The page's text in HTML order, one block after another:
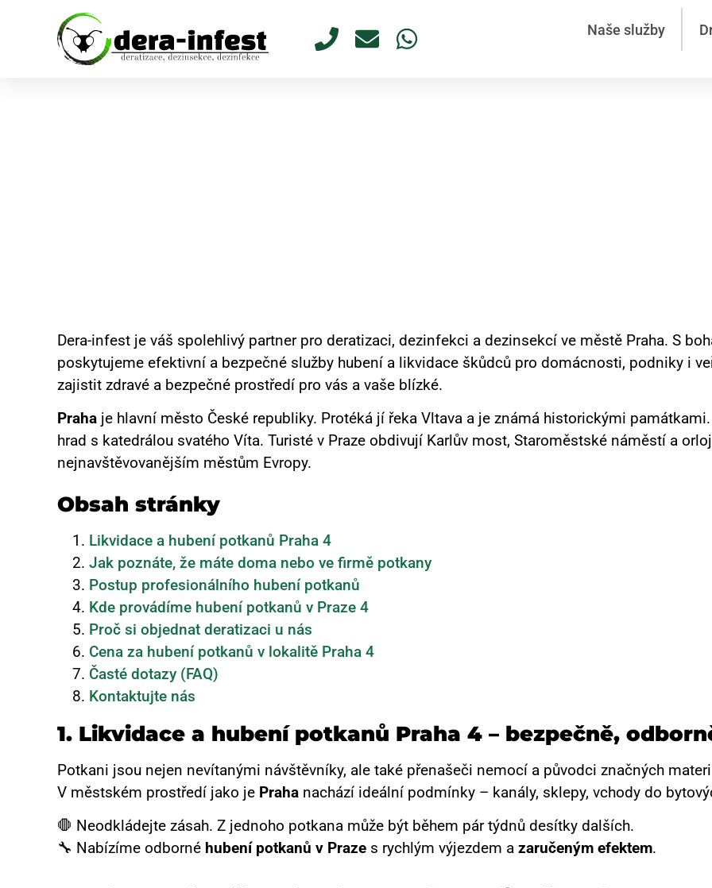
Naše služby
Dera-infest je váš spolehlivý partner pro deratizaci, dezinfekci a dezinsekcí ve městě Praha. S
poskytujeme efektivní a bezpečné služby hubení a likvidace škůdců pro domácnosti, podniky i
zajistit zdravé a bezpečné prostředí pro vás a vaše blízké.
Praha je hlavní město České republiky. Protéká jí řeka Vltava a je známá historickými
hrad s katedrálou svatého Víta. Turisté v Praze obdivují Karlův most, Staroměstské náměstí a
nejnavštěvovanějším městům Evropy.
Obsah stránky
Likvidace a hubení potkanů Praha 4
Jak poznáte, že máte doma nebo ve firmě potkany
Postup profesionálního hubení potkanů
Kde provádíme hubení potkanů v Praze 4
Proč si objednat deratizaci u nás
Cena za hubení potkanů v lokalitě Praha 4
Časté dotazy (FAQ)
Kontaktujte nás
1. Likvidace a hubení potkanů Praha 4 – bezpečně,
Potkani jsou nejen nevítanými návštěvníky, ale také přenašeči nemocí a původci značných
V městském prostředí jako je Praha nachází ideální podmínky – kanály, sklepy, vchody do
🛑 Neodkládejte zásah. Z jednoho potkana může být během pár týdnů desítky dalších.
🔧 Nabízíme odborné hubení potkanů v Praze s rychlým výjezdem a zaručeným efektem.